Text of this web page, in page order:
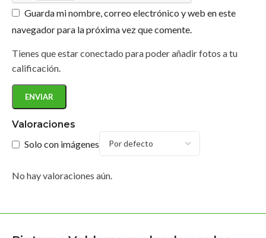
Valoraciones
Solo con imágenes
No hay valoraciones aún.
Guarda mi nombre, correo electrónico y web en este
navegador para la próxima vez que comente.
Tienes que estar conectado para poder añadir fotos a tu
calificación.